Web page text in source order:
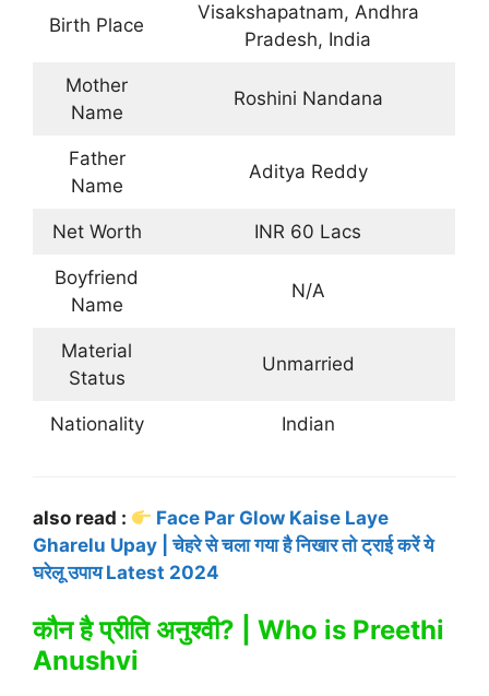
Birth Place
Visakshapatnam, Andhra
Pradesh, India
Mother
Name
Roshini Nandana
Father
Name
Aditya Reddy
Net Worth INR 60 Lacs
Boyfriend
Name
N/A
Material
Status
Unmarried
Nationality Indian
also read :
Face Par Glow Kaise Laye
Gharelu Upay | चेहरे से चला गया है निखार तो ट्राई करें ये
घरेलू उपाय Latest 2024
कौन है प्रीति अनुश्वी? | Who is Preethi
Anushvi